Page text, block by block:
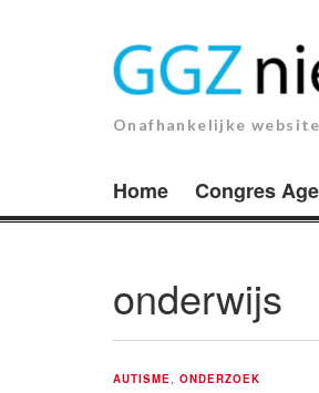
Onafhankelijke
Home Congres
onderwijs
AUTISME ONDERZOEK